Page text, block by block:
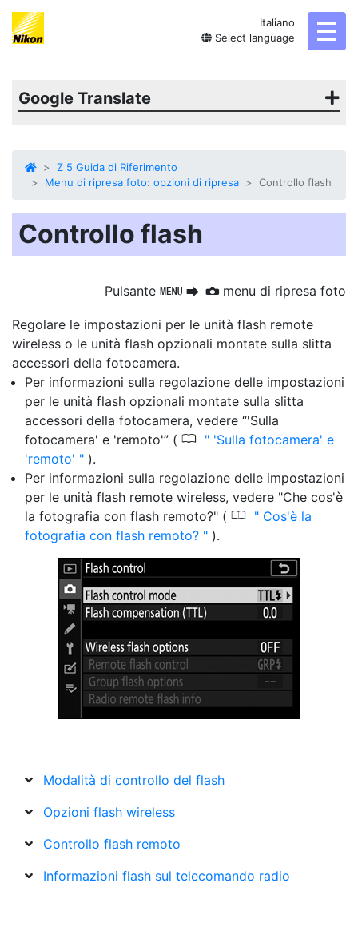
Italiano
Select language
Google Translate
Z 5 Guida di Riferimento
Menu di ripresa foto: opzioni di ripresa
Controllo flash
Controllo flash
Pulsante G U C menu di ripresa foto
Regolare le impostazioni per le unità flash remote
wireless o le unità flash opzionali montate sulla slitta
accessori della fotocamera.
Per informazioni sulla regolazione delle impostazioni
per le unità flash opzionali montate sulla slitta
accessori della fotocamera, vedere “'Sulla
fotocamera' e 'remoto'” ( 0
'Sulla fotocamera' e
'remoto'
).
Per informazioni sulla regolazione delle impostazioni
per le unità flash remote wireless, vedere "Che cos'è
la fotografia con flash remoto?" ( 0
Cos'è la
fotografia con flash remoto?
).
Modalità di controllo del flash
Opzioni flash wireless
Controllo flash remoto
Informazioni flash sul telecomando radio